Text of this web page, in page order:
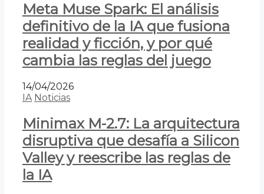
Meta Muse Spark: El análisis
definitivo de la IA que fusiona
realidad y ficción, y por qué
cambia las reglas del juego
14/04/2026
IA Noticias
Minimax M-2.7: La arquitectura
disruptiva que desafía a Silicon
Valley y reescribe las reglas de
la IA